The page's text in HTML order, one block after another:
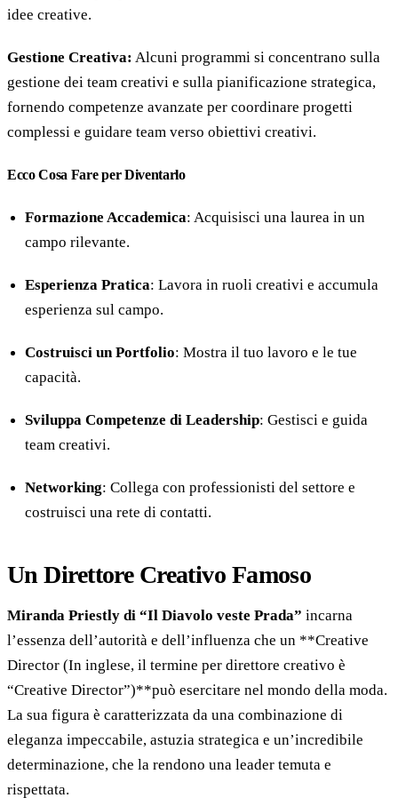
idee creative.
Gestione Creativa: Alcuni programmi si concentrano sulla
gestione dei team creativi e sulla pianificazione strategica,
fornendo competenze avanzate per coordinare progetti
complessi e guidare team verso obiettivi creativi.
Ecco Cosa Fare per Diventarlo
Formazione Accademica: Acquisisci una laurea in un
campo rilevante.
Esperienza Pratica: Lavora in ruoli creativi e accumula
esperienza sul campo.
Costruisci un Portfolio: Mostra il tuo lavoro e le tue
capacità.
Sviluppa Competenze di Leadership: Gestisci e guida
team creativi.
Networking: Collega con professionisti del settore e
costruisci una rete di contatti.
Un Direttore Creativo Famoso
Miranda Priestly di “Il Diavolo veste Prada” incarna
l’essenza dell’autorità e dell’influenza che un **Creative
Director (In inglese, il termine per direttore creativo è
“Creative Director”)**può esercitare nel mondo della moda.
La sua figura è caratterizzata da una combinazione di
eleganza impeccabile, astuzia strategica e un’incredibile
determinazione, che la rendono una leader temuta e
rispettata.